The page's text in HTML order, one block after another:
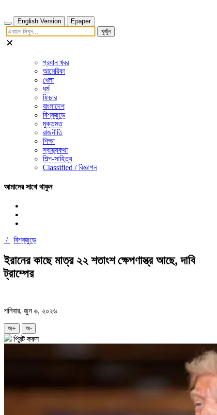
English Version
Epaper
খুজুঁন
প্রধান খবর
আমেরিকা
খেলা
ধর্ম
ফিচার
বাংলাদেশ
বিশ্বজুড়ে
মুক্তমত
রাজনীতি
শিক্ষা
স্বাস্থ্যকথা
শিল্প-সাহিত্য
Classified / বিজ্ঞাপন
আমাদের সাথে থাকুন
/ বিশ্বজুড়ে
ইরানের কাছে মাত্র ২২ শতাংশ ক্ষেপণাস্ত্র আছে, দাবি
ট্রাম্পের
শনিবার, জুন ৬, ২০২৬
অ+ অ-
প্রিন্ট করুন